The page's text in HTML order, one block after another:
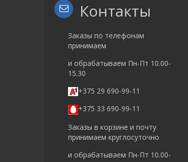
Контакты
Заказы по телефонам
принимаем
и обрабатываем Пн-Пт 10.00-
15.30
+375 29 690-99-11
+375 33 690-99-11
Заказы в корзине и почту
принимаем круглосуточно
и обрабатываем Пн-Пт 10.00-